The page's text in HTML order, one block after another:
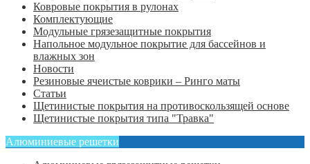
Ковровые покрытия в рулонах
Комплектующие
Модульные грязезащитные покрытия
Напольное модульное покрытие для бассейнов и
влажных зон
Новости
Резиновые ячеистые коврики – Ринго маты
Статьи
Щетинистые покрытия на противоскользящей основе
Щетинистые покрытия типа "Травка"
Алюминиевые решетки